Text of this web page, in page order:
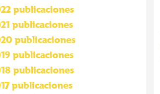
publicaciones
publicaciones
publicaciones
publicaciones
publicaciones
publicaciones